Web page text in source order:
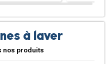
à laver
nos produits